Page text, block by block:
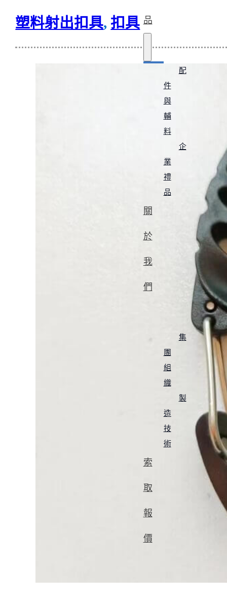
品
配
件
與
輔
料
企
業
禮
品
關
於
我
們
集
團
組
織
製
造
技
術
索
取
報
價
塑料射出扣具, 扣具